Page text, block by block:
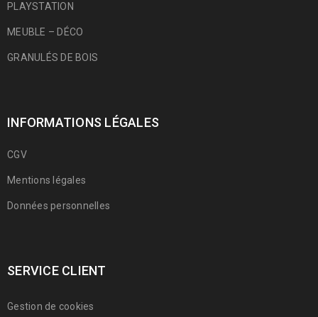
PLAYSTATION
MEUBLE – DÉCO
GRANULÉS DE BOIS
INFORMATIONS LÉGALES
CGV
Mentions légales
Données personnelles
SERVICE CLIENT
Gestion de cookies